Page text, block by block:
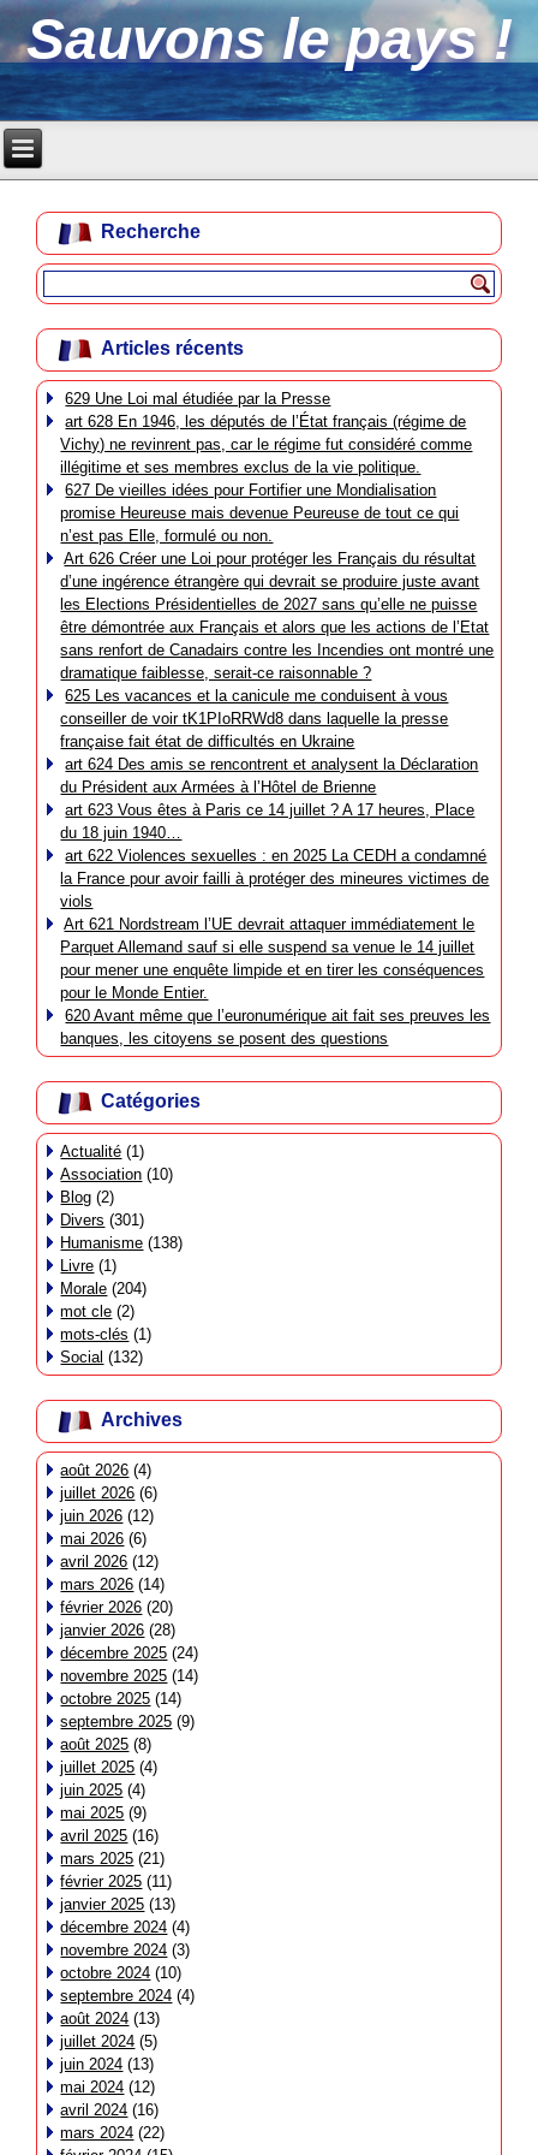
Sauvons le pays !
Recherche
Articles récents
629 Une Loi mal étudiée par la Presse
art 628 En 1946, les députés de l’État français (régime de
Vichy) ne revinrent pas, car le régime fut considéré comme
illégitime et ses membres exclus de la vie politique.
627 De vieilles idées pour Fortifier une Mondialisation
promise Heureuse mais devenue Peureuse de tout ce qui
n’est pas Elle, formulé ou non.
Art 626 Créer une Loi pour protéger les Français du résultat
d’une ingérence étrangère qui devrait se produire juste avant
les Elections Présidentielles de 2027 sans qu’elle ne puisse
être démontrée aux Français et alors que les actions de l’Etat
sans renfort de Canadairs contre les Incendies ont montré une
dramatique faiblesse, serait-ce raisonnable ?
625 Les vacances et la canicule me conduisent à vous
conseiller de voir tK1PIoRRWd8 dans laquelle la presse
française fait état de difficultés en Ukraine
art 624 Des amis se rencontrent et analysent la Déclaration
du Président aux Armées à l’Hôtel de Brienne
art 623 Vous êtes à Paris ce 14 juillet ? A 17 heures, Place
du 18 juin 1940…
art 622 Violences sexuelles : en 2025 La CEDH a condamné
la France pour avoir failli à protéger des mineures victimes de
viols
Art 621 Nordstream l’UE devrait attaquer immédiatement le
Parquet Allemand sauf si elle suspend sa venue le 14 juillet
pour mener une enquête limpide et en tirer les conséquences
pour le Monde Entier.
620 Avant même que l’euronumérique ait fait ses preuves les
banques, les citoyens se posent des questions
Catégories
Actualité (1)
Association (10)
Blog (2)
Divers (301)
Humanisme (138)
Livre (1)
Morale (204)
mot cle (2)
mots-clés (1)
Social (132)
Archives
août 2026 (4)
juillet 2026 (6)
juin 2026 (12)
mai 2026 (6)
avril 2026 (12)
mars 2026 (14)
février 2026 (20)
janvier 2026 (28)
décembre 2025 (24)
novembre 2025 (14)
octobre 2025 (14)
septembre 2025 (9)
août 2025 (8)
juillet 2025 (4)
juin 2025 (4)
mai 2025 (9)
avril 2025 (16)
mars 2025 (21)
février 2025 (11)
janvier 2025 (13)
décembre 2024 (4)
novembre 2024 (3)
octobre 2024 (10)
septembre 2024 (4)
août 2024 (13)
juillet 2024 (5)
juin 2024 (13)
mai 2024 (12)
avril 2024 (16)
mars 2024 (22)